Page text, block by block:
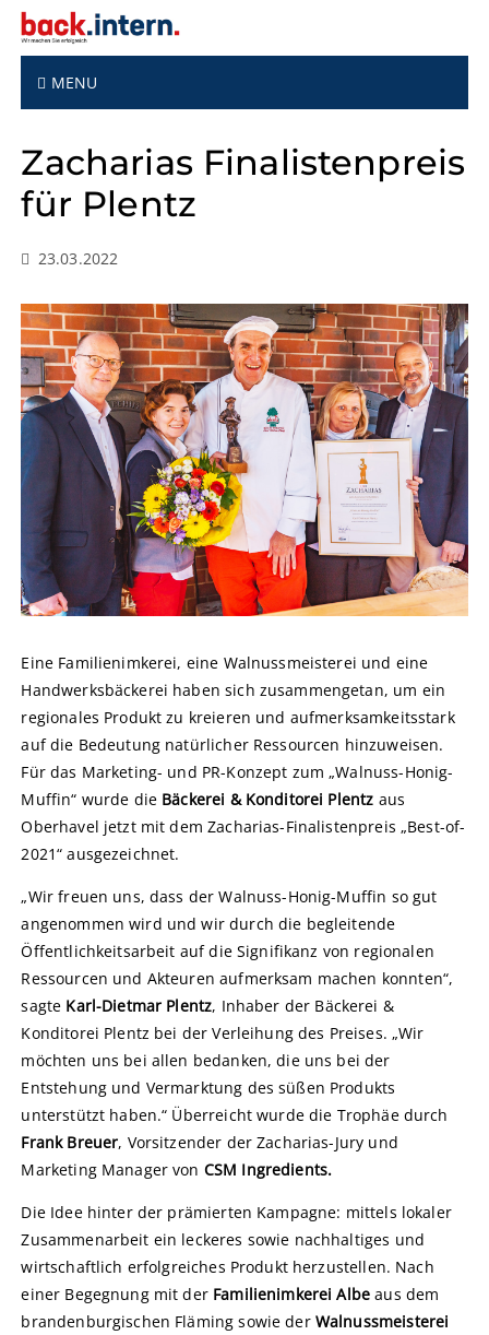
MENU
Zacharias Finalistenpreis
für Plentz
23.03.2022
Eine Familienimkerei, eine Walnussmeisterei und eine
Handwerksbäckerei haben sich zusammengetan, um ein
regionales Produkt zu kreieren und aufmerksamkeitsstark
auf die Bedeutung natürlicher Ressourcen hinzuweisen.
Für das Marketing- und PR-Konzept zum „Walnuss-Honig-
Muffin“ wurde die Bäckerei & Konditorei Plentz aus
Oberhavel jetzt mit dem Zacharias-Finalistenpreis „Best-of-
2021“ ausgezeichnet.
„Wir freuen uns, dass der Walnuss-Honig-Muffin so gut
angenommen wird und wir durch die begleitende
Öffentlichkeitsarbeit auf die Signifikanz von regionalen
Ressourcen und Akteuren aufmerksam machen konnten“,
sagte Karl-Dietmar Plentz, Inhaber der Bäckerei &
Konditorei Plentz bei der Verleihung des Preises. „Wir
möchten uns bei allen bedanken, die uns bei der
Entstehung und Vermarktung des süßen Produkts
unterstützt haben.“ Überreicht wurde die Trophäe durch
Frank Breuer, Vorsitzender der Zacharias-Jury und
Marketing Manager von CSM Ingredients.
Die Idee hinter der prämierten Kampagne: mittels lokaler
Zusammenarbeit ein leckeres sowie nachhaltiges und
wirtschaftlich erfolgreiches Produkt herzustellen. Nach
einer Begegnung mit der Familienimkerei Albe aus dem
brandenburgischen Fläming sowie der Walnussmeisterei